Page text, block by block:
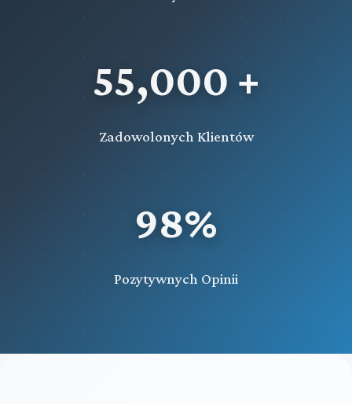
55,000 +
Zadowolonych Klientów
98%
Pozytywnych Opinii